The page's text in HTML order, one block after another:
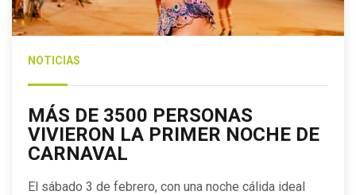
NOTICIAS
MÁS DE 3500 PERSONAS
VIVIERON LA PRIMER NOCHE DE
CARNAVAL
El sábado 3 de febrero, con una noche cálida ideal